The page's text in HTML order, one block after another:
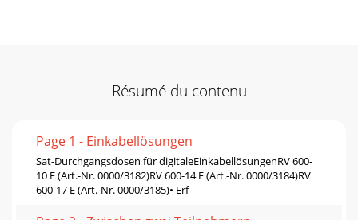
Résumé du contenu
Page 1 - Einkabellösungen
Sat-Durchgangsdosen für digitaleEinkabellösungenRV 600-
10 E (Art.-Nr. 0000/3182)RV 600-14 E (Art.-Nr. 0000/3184)RV
600-17 E (Art.-Nr. 0000/3185)• Erf